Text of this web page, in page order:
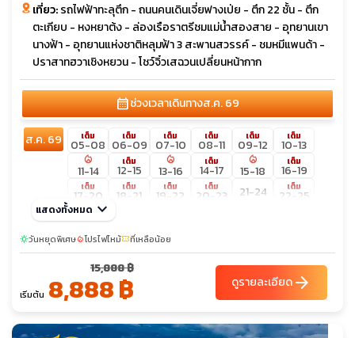
เที่ยว:รถไฟฟ้าทะลุตึก - ถนนคนเดินเจี่ยฟางเป่ย - ตึก 22 ชั้น - ตึก
ตะเกียบ - หงหยาต้ง - ล่องเรือราตรีชมแม่น้ำสองสาย - อุทยานเขา
นางฟ้า - อุทยานแห่งชาติหลุมฟ้า 3 สะพานสวรรค์ - ชมหมีแพนด้า -
ปราสาทฮวาเชิงหยวน - โชว์จิ๋วเสฉวนเปลี่ยนหน้ากาก
calendar_monthช่วงเวลาเดินทางส.ค. 69
ส.ค. 69 เต็ม
05-08
เต็ม
06-09
เต็ม
07-10
เต็ม
08-11
เต็ม
09-12
เต็ม
10-13
local_fire_department
11-14
เต็ม
12-15
local_fire_department
13-16
เต็ม
14-17
local_fire_department
15-18
เต็ม
16-19
เต็ม
17-20
เต็ม
18-21
เต็ม
19-22
เต็ม
20-23 21-24 เต็ม
22-25
23-26
29-01 30-02 31-03
แสดงทั้งหมด keyboard_arrow_down
sunnyวันหยุดพิเศษlocal_fire_departmentโปรไฟไหม้confirmation_numberที่เหลือน้อย
เริ่มต้น
15,888 ฿
8,888 ฿ ดูรายละเอียดarrow_forward